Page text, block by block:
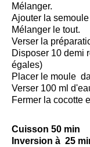
Mélanger.
Ajouter la
Mélanger le tout.
Verser la
Disposer 10 demi
égales)
Placer le moule
Verser 100 ml
Fermer la cocotte
Cuisson 50 min
Inversion à 25